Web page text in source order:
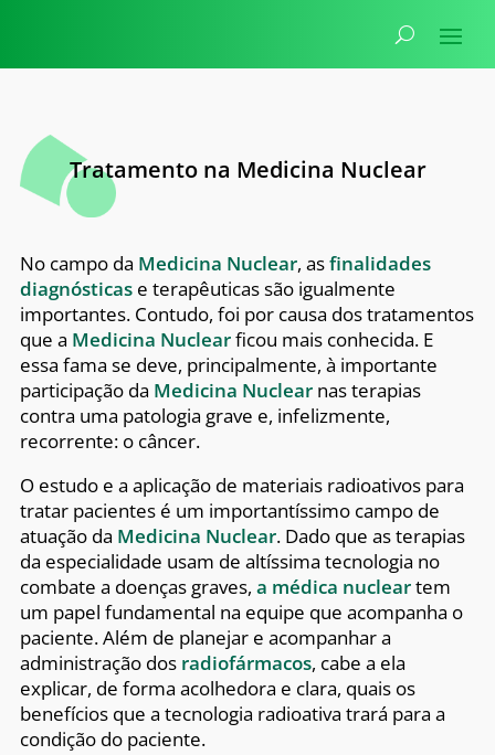
Tratamento na Medicina Nuclear
No campo da Medicina Nuclear, asfinalidades
diagnósticase terapêuticas são igualmente
importantes. Contudo, foi por causa dos tratamentos
que a Medicina Nuclearficou mais conhecida. E
essa fama se deve, principalmente, à importante
participação da Medicina Nuclearnas terapias
contra uma patologia grave e, infelizmente,
recorrente: o câncer.
O estudo e a aplicação de materiais radioativos para
tratar pacientes é um importantíssimo campo de
atuação da Medicina Nuclear. Dado que as terapias
da especialidade usam de altíssima tecnologia no
combate a doenças graves, a médica nucleartem
um papel fundamental na equipe que acompanha o
paciente. Além de planejar e acompanhar a
administração dos radiofármacos, cabe a ela
explicar, de forma acolhedora e clara, quais os
benefícios que a tecnologia radioativa trará para a
condição do paciente.